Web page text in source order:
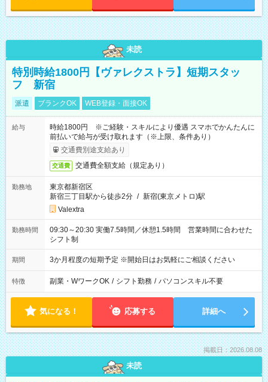
未読
特別時給1800円【ヴァレクストラ】短期スタッ
フ 新宿
派遣 ブランクOK WEB登録・面接OK
給与
時給1800円 ※ご経験・スキルにより優遇 スマホでかんたんに
前払いで給与が受け取れます（※上限、条件あり）
交通費別途支給あり
交通費 交通費全額支給（規定あり）
勤務地
東京都新宿区
新宿三丁目駅から徒歩2分 / 新宿(東京メトロ)駅
Valextra
勤務時間
09:30～20:30 実働7.5時間／休憩1.5時間 営業時間に合わせた
シフト制
期間 3か月程度の短期予定 ※開始日はお気軽にご相談ください
特徴 副業・WワークOK / シフト勤務 / パソコンスキル不要
気になる！ 応募する 詳細へ
掲載日：2026.08.08
未読